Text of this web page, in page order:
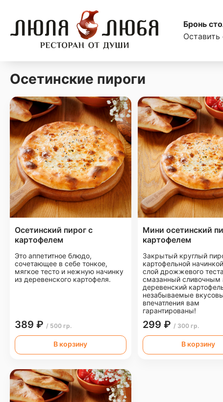
Бронь
Оставить
Осетинские пироги
Осетинский пирог с
картофелем
Это аппетитное блюдо,
сочетающее в себе тонкое,
мягкое тесто и нежную начинку
из деревенского картофеля.
389 ₽ / 500 гр.
В корзину
Мини осетинский
картофелем
Закрытый круглый
картофельной
слой дрожжевого
смазанный сливочным
деревенский
незабываемые
впечатления вам
гарантированы!
299 ₽ / 300 гр.
В корзину